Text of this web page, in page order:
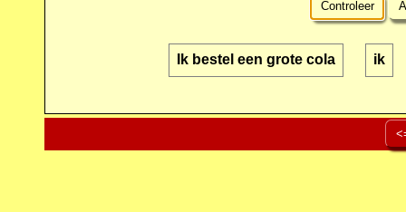
Controleer
Ik bestel een grote cola ik